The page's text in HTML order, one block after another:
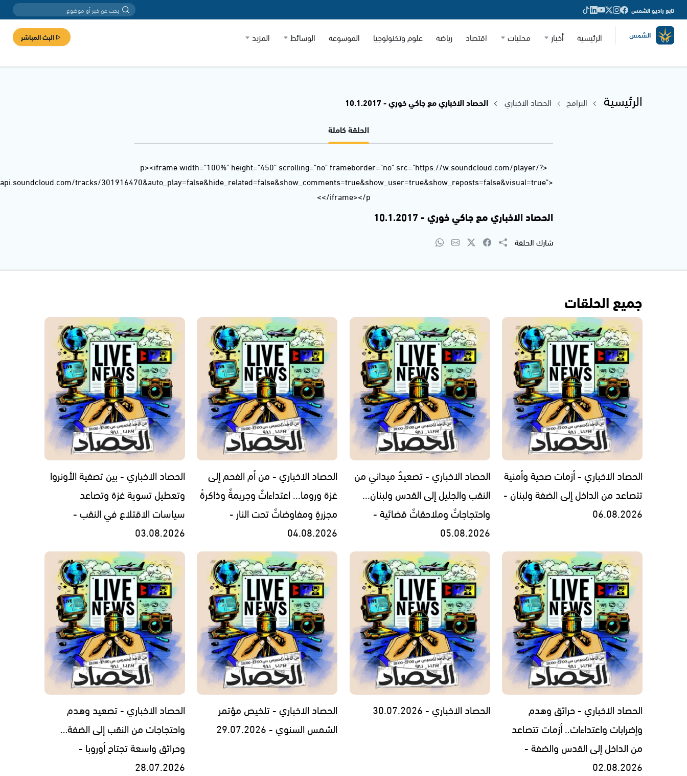
تابع راديو الشمس
الرئيسية أخبار محليات اقتصاد رياضة علوم وتكنولوجيا الموسوعة الوسائط المزيد البث المباشر
الرئيسية البرامج الحصاد الاخباري
الحصاد الاخباري مع جاكي خوري - 10.1.2017
الحلقة كاملة
<p><iframe width="100%" height="450" scrolling="no" frameborder="no" src="https://w.soundcloud.com/player/?
tracks/301916470&auto_play=false&hide_related=false&show_comments=true&show_user=true&show_reposts=false&visual=true">
</iframe></p>
الحصاد الاخباري مع جاكي خوري - 10.1.2017
شارك الحلقة
جميع الحلقات
الحصاد الاخباري - أزمات صحية وأمنية
تتصاعد من الداخل إلى الضفة ولبنان -
06.08.2026
الحصاد الاخباري - تصعيدٌ ميداني من
النقب والجليل إلى القدس ولبنان...
واحتجاجاتٌ وملاحقاتٌ قضائية -
05.08.2026
الحصاد الاخباري - من أم الفحم إلى
غزة وروما... اعتداءاتٌ وجريمةٌ وذاكرةُ
مجزرةٍ ومفاوضاتٌ تحت النار -
04.08.2026
الحصاد الاخباري - بين تصفية الأونروا
وتعطيل تسوية غزة وتصاعد
سياسات الاقتلاع في النقب -
03.08.2026
الحصاد الاخباري - حرائق وهدم
وإضرابات واعتداءات.. أزمات تتصاعد
من الداخل إلى القدس والضفة -
02.08.2026
الحصاد الاخباري - 30.07.2026
الحصاد الاخباري - تلخيص مؤتمر
الشمس السنوي - 29.07.2026
الحصاد الاخباري - تصعيد وهدم
واحتجاجات من النقب إلى الضفة…
وحرائق واسعة تجتاح أوروبا -
28.07.2026